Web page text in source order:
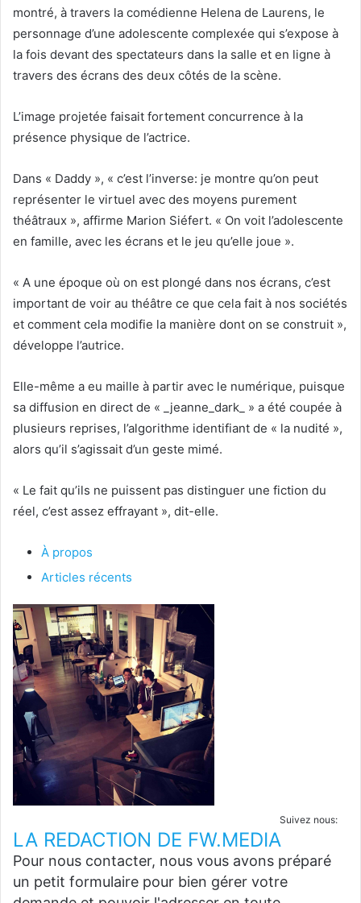
montré, à travers la comédienne Helena de Laurens, le
personnage d’une adolescente complexée qui s’expose à
la fois devant des spectateurs dans la salle et en ligne à
travers des écrans des deux côtés de la scène.
L’image projetée faisait fortement concurrence à la
présence physique de l’actrice.
Dans « Daddy », « c’est l’inverse: je montre qu’on peut
représenter le virtuel avec des moyens purement
théâtraux », affirme Marion Siéfert. « On voit l’adolescente
en famille, avec les écrans et le jeu qu’elle joue ».
« A une époque où on est plongé dans nos écrans, c’est
important de voir au théâtre ce que cela fait à nos sociétés
et comment cela modifie la manière dont on se construit »,
développe l’autrice.
Elle-même a eu maille à partir avec le numérique, puisque
sa diffusion en direct de « _jeanne_dark_ » a été coupée à
plusieurs reprises, l’algorithme identifiant de « la nudité »,
alors qu’il s’agissait d’un geste mimé.
« Le fait qu’ils ne puissent pas distinguer une fiction du
réel, c’est assez effrayant », dit-elle.
À propos
Articles récents
Suivez nous:
LA REDACTION DE FW.MEDIA
Pour nous contacter, nous vous avons préparé
un petit formulaire pour bien gérer votre